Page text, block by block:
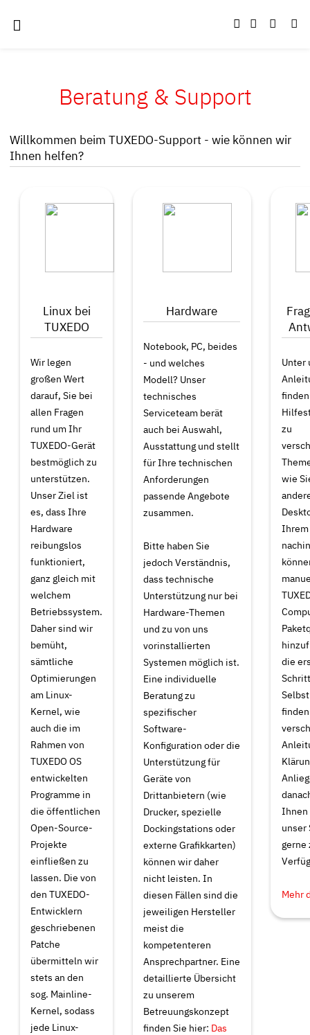
Beratung & Support
Willkommen beim TUXEDO-Support - wie können wir
Ihnen helfen?
Linux bei
TUXEDO
Wir legen
großen Wert
darauf, Sie bei
allen Fragen
rund um Ihr
TUXEDO-Gerät
bestmöglich zu
unterstützen.
Unser Ziel ist
es, dass Ihre
Hardware
reibungslos
funktioniert,
ganz gleich mit
welchem
Betriebssystem.
Daher sind wir
bemüht,
sämtliche
Optimierungen
am Linux-
Kernel, wie
auch die im
Rahmen von
TUXEDO OS
entwickelten
Programme in
die öffentlichen
Open-Source-
Projekte
einfließen zu
lassen. Die von
den TUXEDO-
Entwicklern
geschriebenen
Patche
übermitteln wir
stets an den
sog. Mainline-
Kernel, sodass
jede Linux-
Hardware
Notebook, PC, beides
- und welches
Modell? Unser
technisches
Serviceteam berät
auch bei Auswahl,
Ausstattung und stellt
für Ihre technischen
Anforderungen
passende Angebote
zusammen.
Bitte haben Sie
jedoch Verständnis,
dass technische
Unterstützung nur bei
Hardware-Themen
und zu von uns
vorinstallierten
Systemen möglich ist.
Eine individuelle
Beratung zu
spezifischer
Software-
Konfiguration oder die
Unterstützung für
Geräte von
Drittanbietern (wie
Drucker, spezielle
Dockingstations oder
externe Grafikkarten)
können wir daher
nicht leisten. In
diesen Fällen sind die
jeweiligen Hersteller
meist die
kompetenteren
Ansprechpartner. Eine
detaillierte Übersicht
zu unserem
Betreuungskonzept
finden Sie hier: Das
Unter
zu
wie
Ihrem
die
Ihnen
unser
gerne
Mehr